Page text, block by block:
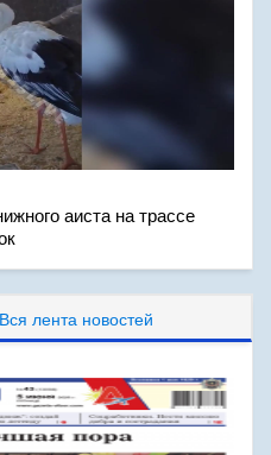
аиста на трассе
лента новостей